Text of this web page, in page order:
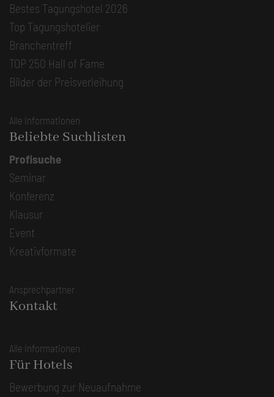
Bestes Tagungshotel 2026
Top Tagungshotelier
Branchentreff
TOP 250 Hall of Fame
Bilder der Preisverleihung
Alle Informationen
Beliebte Suchlisten
Profisuche
Seminar
Konferenz
Klausur
Event
Kreativformate
Ansprechpartner
Kontakt
Alle Informationen
Für Hotels
Bewerbung zur Neuaufnahme